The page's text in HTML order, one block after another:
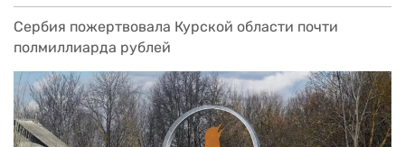
Сербия пожертвовала Курской области почти
полмиллиарда рублей